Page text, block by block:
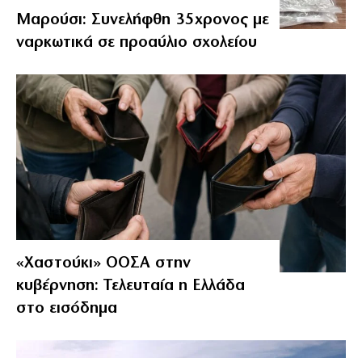
Μαρούσι: Συνελήφθη 35χρονος με
ναρκωτικά σε προαύλιο σχολείου
«Χαστούκι» ΟΟΣΑ στην
κυβέρνηση: Τελευταία η Ελλάδα
στο εισόδημα